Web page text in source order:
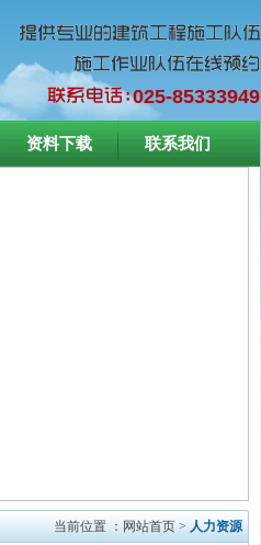
025-85333949
资料下载 联系我们
当前位置 ：网站首页 > 人力资源